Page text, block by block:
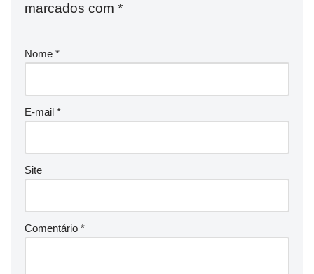
marcados com *
Nome *
E-mail *
Site
Comentário *